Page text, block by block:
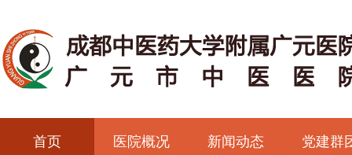
首页 医院概况 新闻动态 党建群